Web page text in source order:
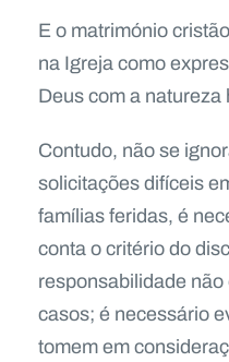
E o matrimónio
na Igreja como
Deus com a natureza
Contudo, não se
solicitações difíceis
famílias feridas, é
conta o critério do
responsabilidade
casos; é necessário
tomem em